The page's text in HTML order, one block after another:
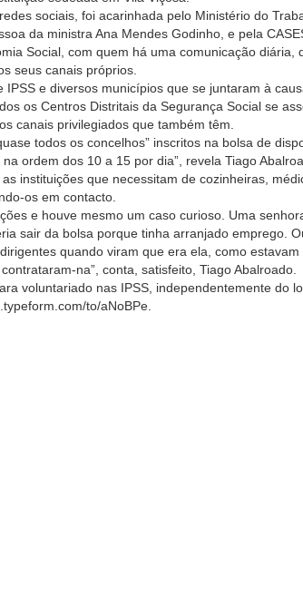
sociais, foi acarinhada pelo Ministério do
da ministra Ana Mendes Godinho, e pela
Social, com quem há uma comunicação diária,
seus canais próprios.
e diversos municípios que se juntaram à
os Centros Distritais da Segurança Social se
canais privilegiados que também têm.
todos os concelhos” inscritos na bolsa de
ordem dos 10 a 15 por dia”, revela Tiago
instituições que necessitam de cozinheiras,
os em contacto.
e houve mesmo um caso curioso. Uma
sair da bolsa porque tinha arranjado emprego.
quando viram que era ela, como estavam
na”, conta, satisfeito, Tiago Abalroado.
voluntariado nas IPSS, independentemente do
to/aNoBPe.